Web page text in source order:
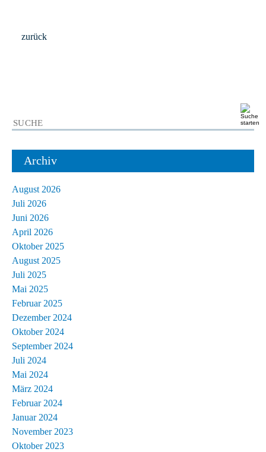
zurück
Archiv
August 2026
Juli 2026
Juni 2026
April 2026
Oktober 2025
August 2025
Juli 2025
Mai 2025
Februar 2025
Dezember 2024
Oktober 2024
September 2024
Juli 2024
Mai 2024
März 2024
Februar 2024
Januar 2024
November 2023
Oktober 2023